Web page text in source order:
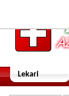
Lekari